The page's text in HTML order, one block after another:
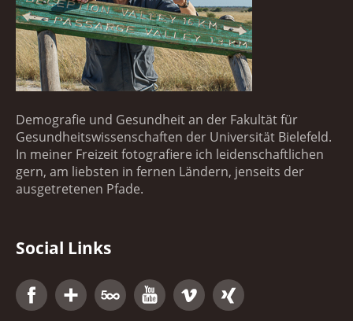
Demografie und Gesundheit an der Fakultät für
Gesundheitswissenschaften der Universität Bielefeld.
In meiner Freizeit fotografiere ich leidenschaftlichen
gern, am liebsten in fernen Ländern, jenseits der
ausgetretenen Pfade.
Social Links
FacebookGoogle+500px YouTubeVimeo